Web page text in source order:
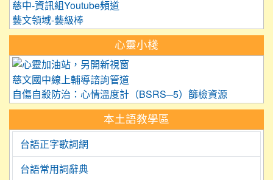
慈中-資訊組Youtube頻道
藝文領域-藝級棒
心靈小棧
慈文國中線上輔導諮詢管道
自傷自殺防治：心情溫度計（BSRS─5）篩檢資源
本土語教學區
台語正字歌詞網
台語常用詞辭典